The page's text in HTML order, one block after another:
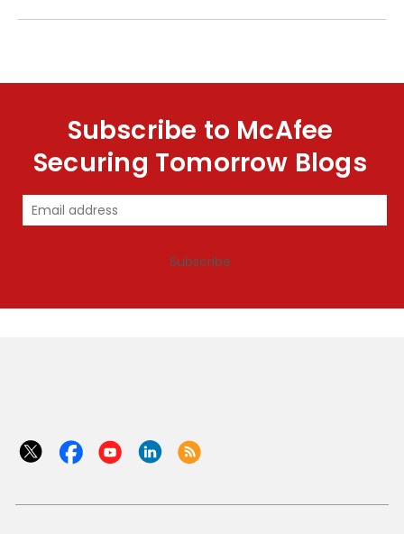
Subscribe to McAfee
Securing Tomorrow Blogs
Subscribe